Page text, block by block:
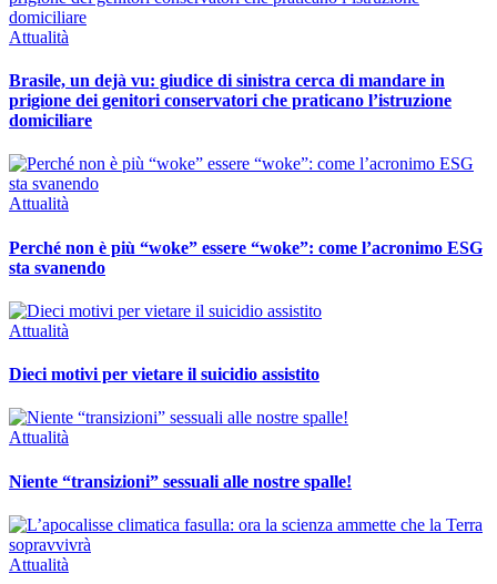
Attualità
Brasile, un dejà vu: giudice di sinistra cerca di mandare in
prigione dei genitori conservatori che praticano l’istruzione
domiciliare
Attualità
Perché non è più “woke” essere “woke”: come l’acronimo ESG
sta svanendo
Attualità
Dieci motivi per vietare il suicidio assistito
Attualità
Niente “transizioni” sessuali alle nostre spalle!
Attualità